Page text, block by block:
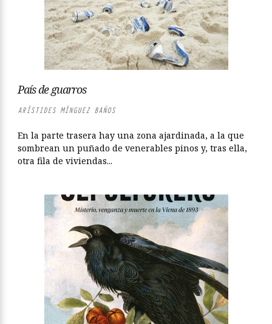
País de guarros
ARÍSTIDES MÍNGUEZ BAÑOS
En la parte trasera hay una zona ajardinada, a la que
sombrean un puñado de venerables pinos y, tras ella,
otra fila de viviendas...